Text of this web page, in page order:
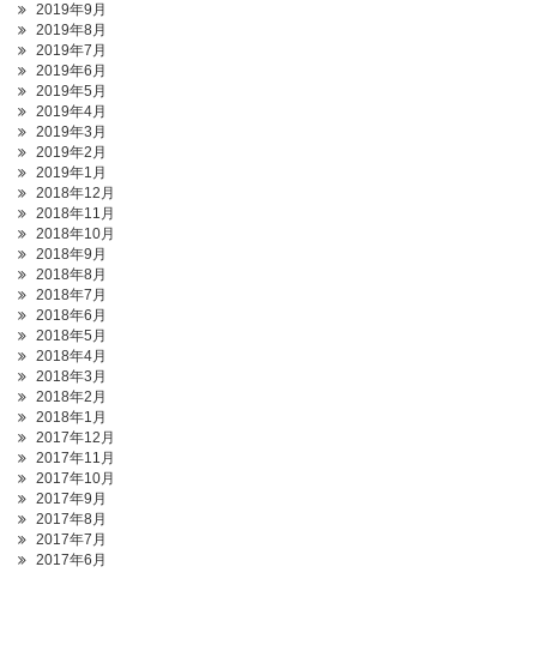
2019年9月
2019年8月
2019年7月
2019年6月
2019年5月
2019年4月
2019年3月
2019年2月
2019年1月
2018年12月
2018年11月
2018年10月
2018年9月
2018年8月
2018年7月
2018年6月
2018年5月
2018年4月
2018年3月
2018年2月
2018年1月
2017年12月
2017年11月
2017年10月
2017年9月
2017年8月
2017年7月
2017年6月